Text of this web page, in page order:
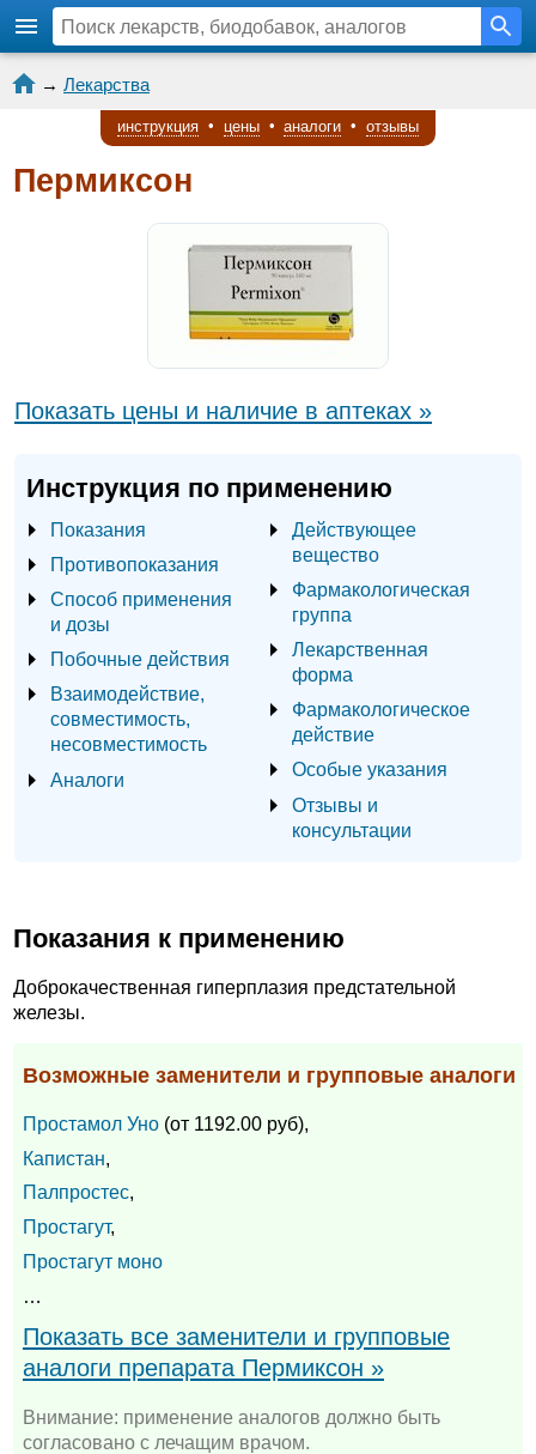
→ Лекарства
инструкция • цены • аналоги • отзывы
Пермиксон
Показать цены и наличие в аптеках »
Инструкция по применению
Показания
Противопоказания
Способ применения
и дозы
Побочные действия
Взаимодействие,
совместимость,
несовместимость
Аналоги
Действующее
вещество
Фармакологическая
группа
Лекарственная
форма
Фармакологическое
действие
Особые указания
Отзывы и
консультации
Показания к применению
Доброкачественная гиперплазия предстательной
железы.
Возможные заменители и групповые аналоги
Простамол Уно (от 1192.00 руб),
Капистан,
Палпростес,
Простагут,
Простагут моно
…
Показать все заменители и групповые
аналоги препарата Пермиксон »
Внимание: применение аналогов должно быть
согласовано с лечащим врачом.